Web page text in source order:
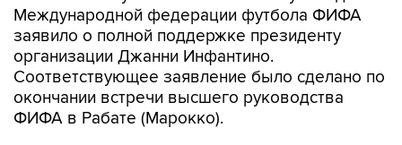
Международной федерации футбола ФИФА
заявило о полной поддержке президенту
организации Джанни Инфантино.
Соответствующее заявление было сделано по
окончании встречи высшего руководства
ФИФА в Рабате (Марокко).